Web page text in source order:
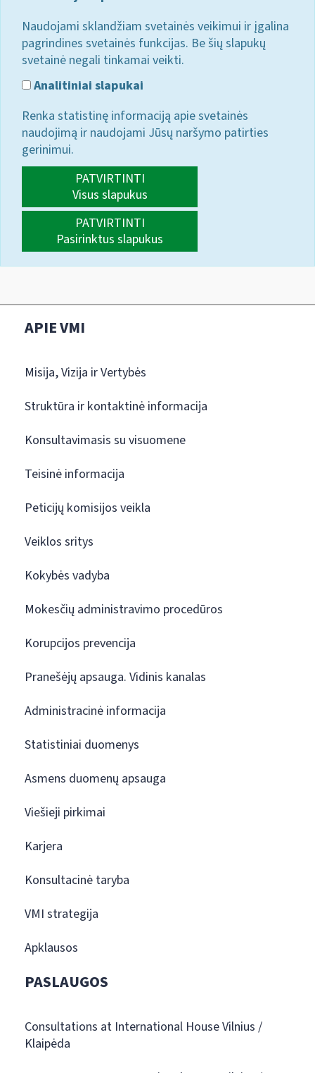
Naudojami sklandžiam svetainės veikimui ir įgalina
pagrindines svetainės funkcijas. Be šių slapukų
svetainė negali tinkamai veikti.
Analitiniai slapukai
Renka statistinę informaciją apie svetainės
naudojimą ir naudojami Jūsų naršymo patirties
gerinimui.
PATVIRTINTI
Visus slapukus
PATVIRTINTI
Pasirinktus slapukus
APIE VMI
Misija, Vizija ir Vertybės
Struktūra ir kontaktinė informacija
Konsultavimasis su visuomene
Teisinė informacija
Peticijų komisijos veikla
Veiklos sritys
Kokybės vadyba
Mokesčių administravimo procedūros
Korupcijos prevencija
Pranešėjų apsauga. Vidinis kanalas
Administracinė informacija
Statistiniai duomenys
Asmens duomenų apsauga
Viešieji pirkimai
Karjera
Konsultacinė taryba
VMI strategija
Apklausos
PASLAUGOS
Consultations at International House Vilnius /
Klaipėda